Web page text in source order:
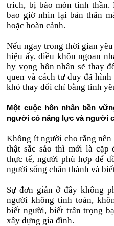
trích, bị bào mòn tinh
bao giờ nhìn lại bản thân
hoặc hoàn cảnh.
Nếu ngay trong thời gian
hiệu ấy, điều khôn ngoan
hy vọng hôn nhân sẽ thay
quen và cách tư duy đã
khó thay đổi chỉ bằng tình
Một cuộc hôn nhân bền
người có năng lực và người
Không ít người cho rằng
thật sắc sảo thì mới là cặp
thực tế, người phù hợp để
người sống chân thành và
Sự đơn giản ở đây không
người không tính toán,
biết người, biết trân trọng
xây dựng gia đình.